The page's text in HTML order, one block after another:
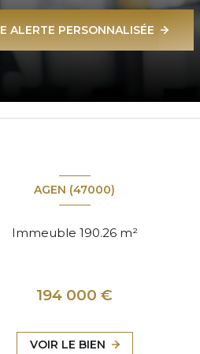
BOITE
!
ALERTE PERSONNALISÉE
AGEN (47000)
Immeuble 190.26 m²
194 000 €
VOIR LE BIEN